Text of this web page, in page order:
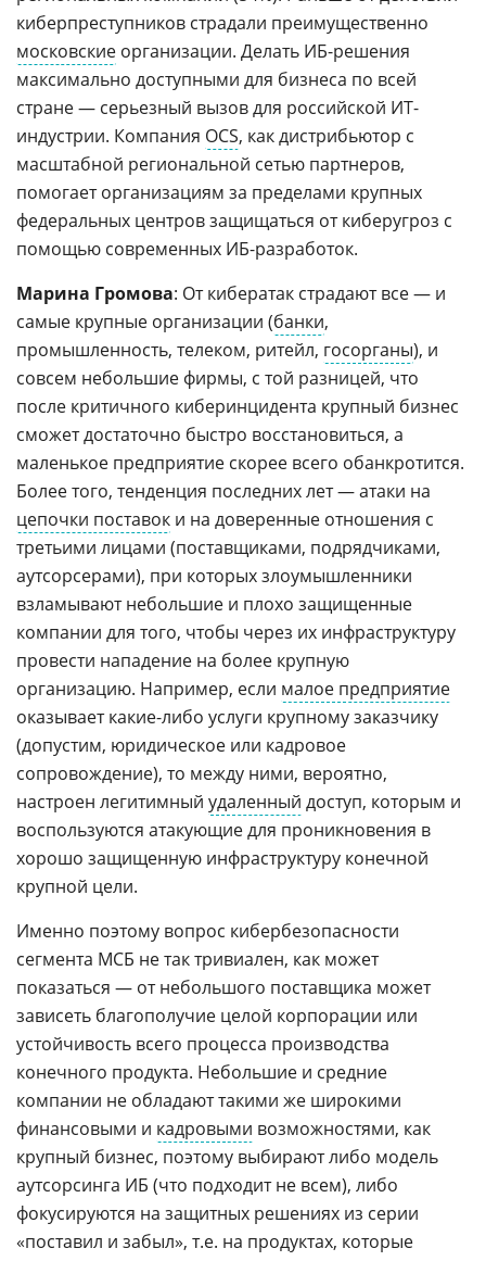
киберпреступников страдали преимущественно
московские организации. Делать ИБ-решения
максимально доступными для бизнеса по всей
стране — серьезный вызов для российской ИТ-
индустрии. Компания OCS, как дистрибьютор с
масштабной региональной сетью партнеров,
помогает организациям за пределами крупных
федеральных центров защищаться от киберугроз с
помощью современных ИБ-разработок.
Марина Громова: От кибератак страдают все — и
самые крупные организации (банки,
промышленность, телеком, ритейл, госорганы), и
совсем небольшие фирмы, с той разницей, что
после критичного киберинцидента крупный бизнес
сможет достаточно быстро восстановиться, а
маленькое предприятие скорее всего обанкротится.
Более того, тенденция последних лет — атаки на
цепочки поставок и на доверенные отношения с
третьими лицами (поставщиками, подрядчиками,
аутсорсерами), при которых злоумышленники
взламывают небольшие и плохо защищенные
компании для того, чтобы через их инфраструктуру
провести нападение на более крупную
организацию. Например, если малое предприятие
оказывает какие-либо услуги крупному заказчику
(допустим, юридическое или кадровое
сопровождение), то между ними, вероятно,
настроен легитимный удаленный доступ, которым и
воспользуются атакующие для проникновения в
хорошо защищенную инфраструктуру конечной
крупной цели.
Именно поэтому вопрос кибербезопасности
сегмента МСБ не так тривиален, как может
показаться — от небольшого поставщика может
зависеть благополучие целой корпорации или
устойчивость всего процесса производства
конечного продукта. Небольшие и средние
компании не обладают такими же широкими
финансовыми и кадровыми возможностями, как
крупный бизнес, поэтому выбирают либо модель
аутсорсинга ИБ (что подходит не всем), либо
фокусируются на защитных решениях из серии
«поставил и забыл», т.е. на продуктах, которые